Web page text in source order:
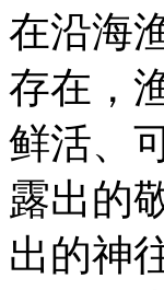
在沿海
存在，
鲜活、
露出的
出的神